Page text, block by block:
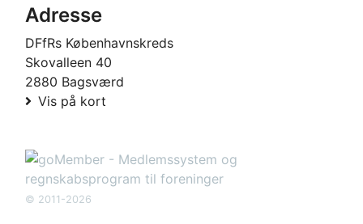
Adresse
DFfRs Københavnskreds
Skovalleen 40
2880 Bagsværd
Vis på kort
© 2011-2026